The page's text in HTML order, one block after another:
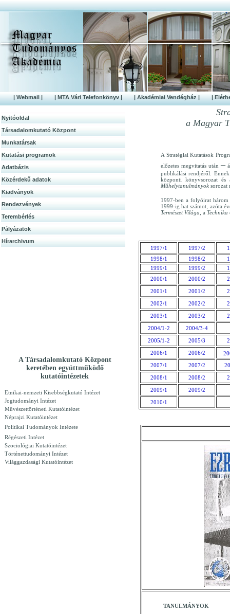
| Webmail | | MTA Vári Telefonkönyv | | Akadémiai Vendégház | |
Nyitóoldal
Társadalomkutató Központ
Munkatársak
Kutatási programok
Adatbázis
Közérdek­ű adatok
Kiadványok
Rendezvények
Terembérlés
Pályázatok
Hírarchivum
A Társadalomkutató Központ
keretében együttműködő
kutatóintézetek
Etnikai-nemzeti Kisebbségkutató Intézet
Jogtudományi Intézet
Művészettörténeti Kutatóintézet
Néprajzi Kutatóintézet
Politikai Tudományok Intézete
Régészeti Intézet
Szociológiai Kutatóintézet
Történettudományi Intézet
Világgazdasági Kutatóintézet
a Magyar
A Stratégiai Kutatások
előzetes megvitatás után –
publikálási rendjéről.
központi könyvsorozat és
Műhelytanulmányok sorozat
1997-ben a folyóirat három
1999-ig hat számot, azóta
Természet Világa, a Technika
1997/1 1997/2
1998/1
1998/2
1999/1
1999/2
2000/1
2000/2
2001/1
2001/2
2002/1
2002/2
2003/1
2003/2
2004/1-2
2004/3-4
2005/1-2
2005/3
2006/1
2006/2
2007/1
2007/2
2008/1
2008/2
2009/1
2009/2
2010/1
TANULMÁNYOK